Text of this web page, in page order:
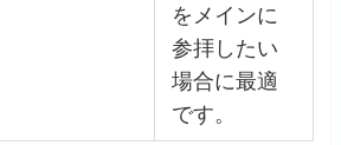
をメインに
参拝したい
場合に最適
です。